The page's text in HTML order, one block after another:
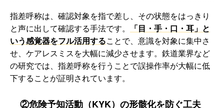
指差呼称は、確認対象を指で差し、その状態をはっきり
と声に出して確認する手法です。
「目・手・口・耳」と
いう感覚器をフル活用することで、意識を対象に集中さ
せ、ケアレスミスを大幅に減少させます。鉄道業界など
の研究では、指差呼称を行うことで誤操作率が大幅に低
下することが証明されています。
②危険予知活動（KYK）の形骸化を防ぐ工夫